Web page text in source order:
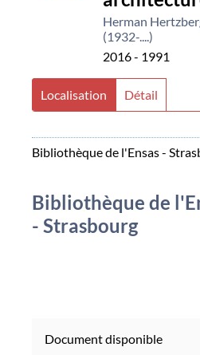
Herman
(1932-....)
2016 - 1991
Localisation Détail
Bibliothèque de l'Ensas -
Bibliothèque de
- Strasbourg
Document disponible